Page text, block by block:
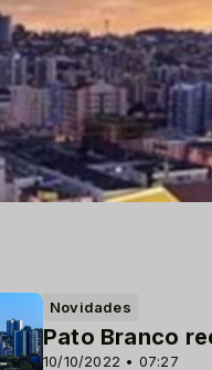
Novidades
10/10/2022 • 07:27
Pato Branco